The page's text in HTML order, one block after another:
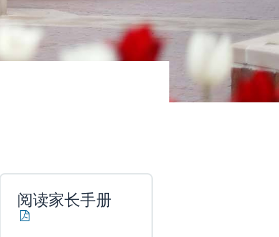
阅读家长手册